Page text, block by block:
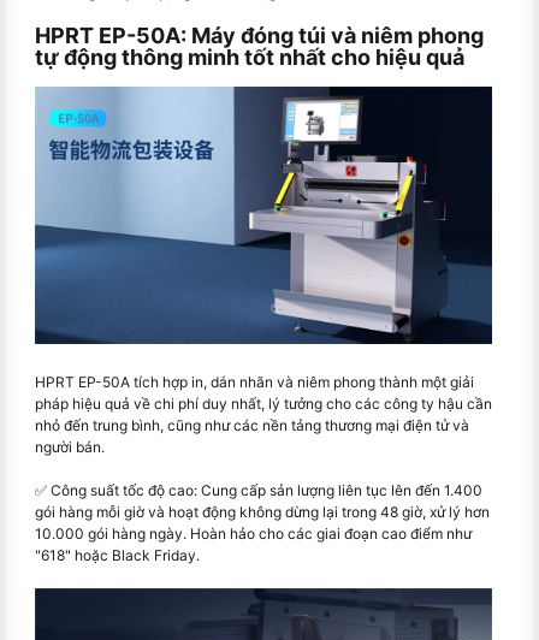
HPRT EP-50A: Máy đóng túi và niêm phong
tự động thông minh tốt nhất cho hiệu quả
HPRT EP-50A tích hợp in, dán nhãn và niêm phong thành một giải
pháp hiệu quả về chi phí duy nhất, lý tưởng cho các công ty hậu cần
nhỏ đến trung bình, cũng như các nền tảng thương mại điện tử và
người bán.
✅ Công suất tốc độ cao: Cung cấp sản lượng liên tục lên đến 1.400
gói hàng mỗi giờ và hoạt động không dừng lại trong 48 giờ, xử lý hơn
10.000 gói hàng ngày. Hoàn hảo cho các giai đoạn cao điểm như
"618" hoặc Black Friday.